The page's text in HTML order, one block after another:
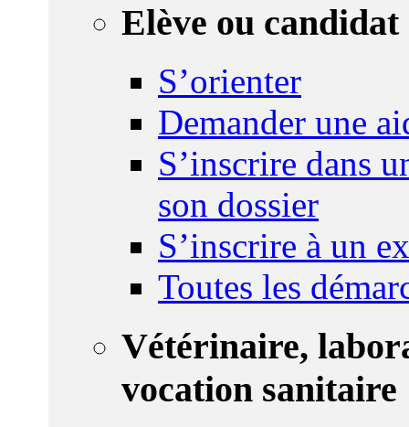
Elève ou candidat
S’orienter
Demander une
S’inscrire dans
son dossier
S’inscrire à un
Toutes les
Vétérinaire,
vocation sanitaire